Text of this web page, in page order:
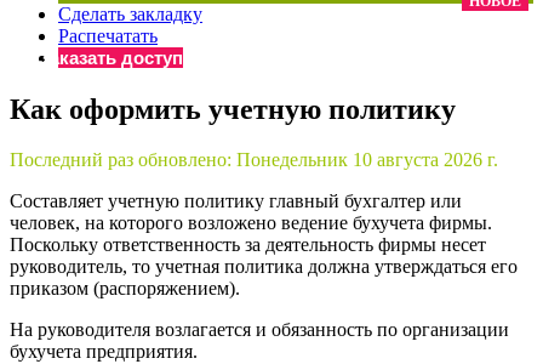
Бератор
«Практическая энциклопедия бухгалтера»
«Нормативные акты для бухгалтера»
«Практическая бухгалтерия»
Онлайн-сервисы «Учетная политика» и «Алгоритмы
Просто заполните форму, и мы вышлем вам на почту
Сделать закладку
Распечатать
Заказать доступ
Как оформить учетную политику
Последний раз обновлено: Понедельник 10 августа 2026 г.
Составляет учетную политику главный бухгалтер или
человек, на которого возложено ведение бухучета фирмы.
Поскольку ответственность за деятельность фирмы несет
руководитель, то учетная политика должна утверждаться его
приказом (распоряжением).
На руководителя возлагается и обязанность по организации
бухучета предприятия.